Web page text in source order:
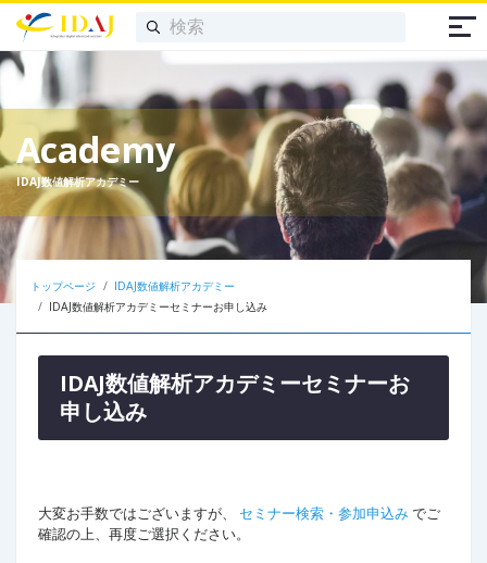
Academy
IDAJ数値解析アカデミー
トップページ
IDAJ数値解析アカデミー
IDAJ数値解析アカデミーセミナーお申し込み
IDAJ数値解析アカデミーセミナーお
申し込み
大変お手数ではございますが、 セミナー検索・参加申込みでご
確認の上、再度ご選択ください。